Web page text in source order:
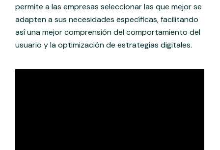
permite a las empresas seleccionar las que mejor se
adapten a sus necesidades específicas, facilitando
así una mejor comprensión del comportamiento del
usuario y la optimización de estrategias digitales.